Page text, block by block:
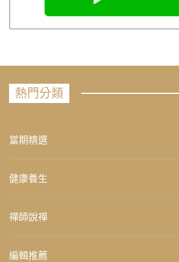
熱門分類
當期精選
健康養生
禪師說禪
編輯推薦